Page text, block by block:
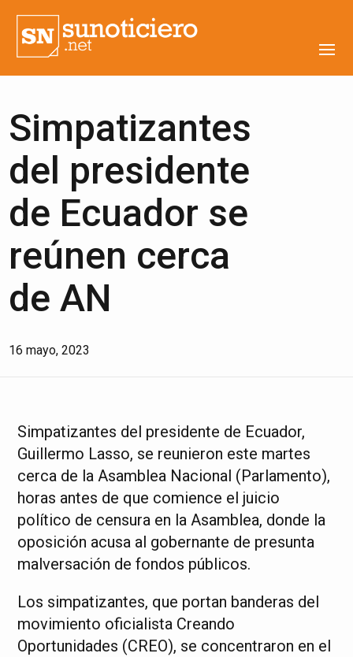
Simpatizantes
del presidente
de Ecuador se
reúnen cerca
de AN
16 mayo, 2023
Simpatizantes del presidente de Ecuador,
Guillermo Lasso, se reunieron este martes
cerca de la Asamblea Nacional (Parlamento),
horas antes de que comience el juicio
político de censura en la Asamblea, donde la
oposición acusa al gobernante de presunta
malversación de fondos públicos.
Los simpatizantes, que portan banderas del
movimiento oficialista Creando
Oportunidades (CREO), se concentraron en el